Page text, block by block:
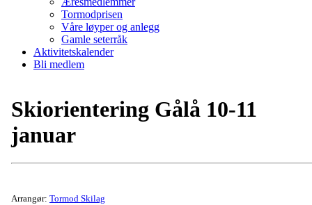
Tormodprisen
Våre løyper og anlegg
Gamle seterråk
Aktivitetskalender
Bli medlem
Skiorientering Gålå 10-11
januar
Arrangør: Tormod Skilag